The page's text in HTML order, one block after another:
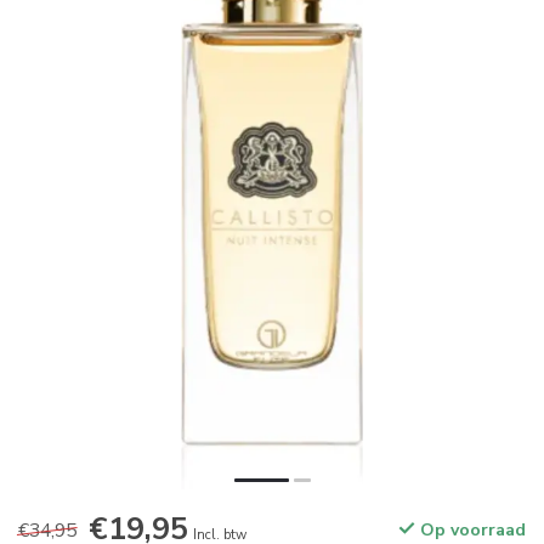
€34,95 €19,95 Incl. btw Op voorraad